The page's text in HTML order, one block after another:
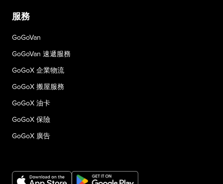
服務
GoGoVan
GoGoVan 速遞服務
GoGoX 企業物流
GoGoX 搬屋服務
GoGoX 油卡
GoGoX 保險
GoGoX 廣告